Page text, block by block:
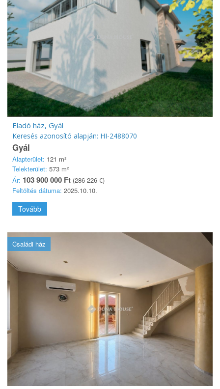
Eladó ház, Gyál
Keresés azonosító alapján: HI-2488070
Gyál
Alapterület: 121 m²
Telekterület: 573 m²
Ár: 103 900 000 Ft (286 226 €)
Feltöltés dátuma: 2025.10.10.
Tovább
Családi ház